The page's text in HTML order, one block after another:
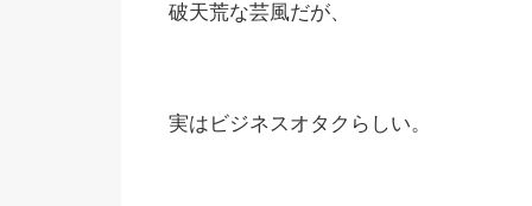
破天荒な芸風だが、
実はビジネスオタクらしい。